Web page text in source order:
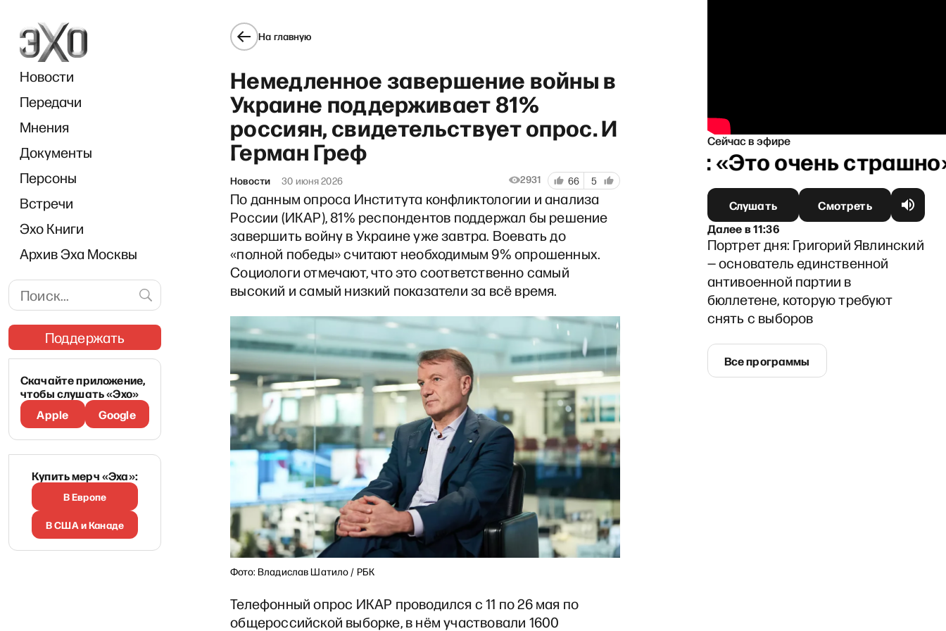
Новости
Передачи
Мнения
Документы
Персоны
Встречи
Эхо Книги
Архив Эха Москвы
Поддержать
Скачайте приложение,
чтобы слушать «Эхо»
Apple
Google
Купить мерч «Эха»:
В Европе
В США и Канаде
На главную
Немедленное завершение войны в
Украине поддерживает 81%
россиян, свидетельствует опрос. И
Герман Греф
Новости 30 июня 2026 2931 66 5
По данным опроса Института конфликтологии и анализа
России (ИКАР), 81% респондентов поддержал бы решение
завершить войну в Украине уже завтра. Воевать до
«полной победы» считают необходимым 9% опрошенных.
Социологи отмечают, что это соответственно самый
высокий и самый низкий показатели за всё время.
Фото: Владислав Шатило / РБК
Телефонный опрос ИКАР проводился с 11 по 26 мая по
общероссийской выборке, в нём участвовали 1600
Сейчас в эфире
«И грянул Грэм» с Антоном Долиным: «Это очень
Слушать
Смотреть
Далеев11:36
Портрет дня: Григорий Явлинский
— основатель единственной
антивоенной партии в
бюллетене, которую требуют
снять с выборов
Все программы